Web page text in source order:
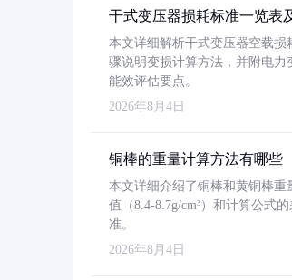
干式变压器损耗标准一览表
本文详细解析干式变压器空载损
骤说明变损计算方法，并附电力
能效评估要点。
2026年8月4日
铜棒的重量计算方法有哪些
本文详细介绍了铜棒和黄铜棒
值（8.4-8.7g/cm³）和计算公式
准。
2026年8月4日